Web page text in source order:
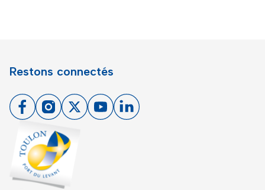
Restons connectés
FacebookInstagram
X YoutubeLinkedin